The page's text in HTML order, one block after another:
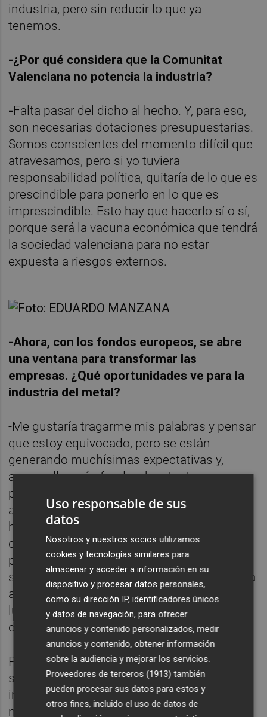
industria, pero sin reducir lo que ya
tenemos.
-¿Por qué considera que la Comunitat
Valenciana no potencia la industria?
-Falta pasar del dicho al hecho. Y, para eso,
son necesarias dotaciones presupuestarias.
Somos conscientes del momento difícil que
atravesamos, pero si yo tuviera
responsabilidad política, quitaría de lo que es
prescindible para ponerlo en lo que es
imprescindible. Esto hay que hacerlo sí o sí,
porque será la vacuna económica que tendrá
la sociedad valenciana para no estar
expuesta a riesgos externos.
-Ahora, con los fondos europeos, se abre
una ventana para transformar las
empresas. ¿Qué oportunidades ve para la
industria del metal?
-Me gustaría tragarme mis palabras y pensar
que estoy equivocado, pero se están
generando muchísimas expectativas y,
aunque llegarán fondos, hay tantas
propuestas, tantas asociaciones y
administraciones diciendo lo que van a
hacer que creo que va a haber muchísimo
desengañado con la situación. Ojalá vengan
para lo que realmente es necesario y
sepamos priorizar, pero no olvidemos que va
a depender de la Unión Europea en primer
lugar; del Estado español y, en tercer lugar,
de las comunidades autónomas.
Por lo tanto, nuestra capacidad de influencia
será proporcional a nuestra capacidad de
incidir en estos estamentos. Y creo que
nuestra influencia no es excesivamente
Uso responsable de sus
datos
Nosotros y nuestros socios utilizamos
cookies y tecnologías similares para
almacenar y acceder a información en su
dispositivo y procesar datos personales,
como su dirección IP, identificadores únicos
y datos de navegación, para ofrecer
anuncios y contenido personalizados, medir
anuncios y contenido, obtener información
sobre la audiencia y mejorar los servicios.
Proveedores de terceros (1913) también
pueden procesar sus datos para estos y
otros fines, incluido el uso de datos de